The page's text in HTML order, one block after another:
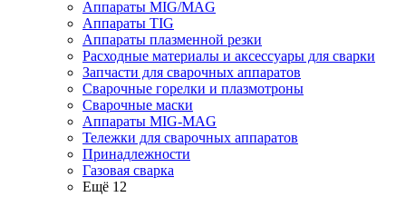
Аппараты MIG/MAG
Аппараты TIG
Аппараты плазменной резки
Расходные материалы и аксессуары для сварки
Запчасти для сварочных аппаратов
Сварочные горелки и плазмотроны
Сварочные маски
Аппараты MIG-MAG
Тележки для сварочных аппаратов
Принадлежности
Газовая сварка
Ещё 12